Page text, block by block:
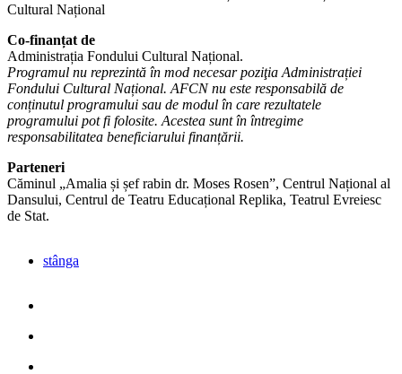
Cultural Național
Co-finanțat de
Administrația Fondului Cultural Național.
Programul nu reprezintă în mod necesar poziţia Administrației
Fondului Cultural Național. AFCN nu este responsabilă de
conținutul programului sau de modul în care rezultatele
programului pot fi folosite. Acestea sunt în întregime
responsabilitatea beneficiarului finanțării.
Parteneri
Căminul „Amalia și șef rabin dr. Moses Rosen”, Centrul Național al
Dansului, Centrul de Teatru Educațional Replika, Teatrul Evreiesc
de Stat.
stânga